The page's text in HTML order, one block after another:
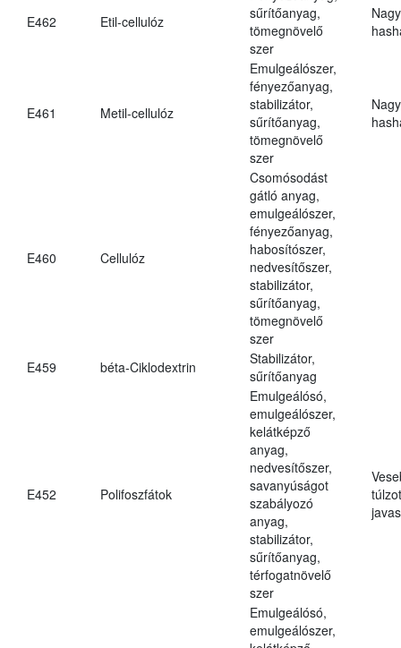
E462 Etil-cellulóz
sűrítőanyag,
tömegnövelő
szer
E461 Metil-cellulóz
Emulgeálószer,
fényezőanyag,
stabilizátor,
sűrítőanyag,
tömegnövelő
szer
E460 Cellulóz
Csomósodást
gátló anyag,
emulgeálószer,
fényezőanyag,
habosítószer,
nedvesítőszer,
stabilizátor,
sűrítőanyag,
tömegnövelő
szer
E459
béta-Ciklodextrin
Stabilizátor,
sűrítőanyag
E452 Polifoszfátok
Emulgeálósó,
emulgeálószer,
kelátképző
anyag,
nedvesítőszer,
savanyúságot
szabályozó
anyag,
stabilizátor,
sűrítőanyag,
térfogatnövelő
szer
Emulgeálósó,
emulgeálószer,